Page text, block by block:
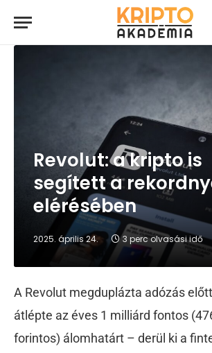
Revolut: a kripto is
segített a
elérésében
2025. április 24. 3 perc olvasási idő
A Revolut megduplázta adózás
átlépte az éves 1 milliárd fontos
forintos) álomhatárt – derül ki a